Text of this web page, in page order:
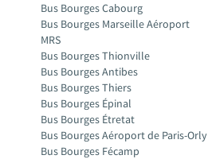
Bus Bourges Cabourg
Bus Bourges Marseille Aéroport
MRS
Bus Bourges Thionville
Bus Bourges Antibes
Bus Bourges Thiers
Bus Bourges Épinal
Bus Bourges Étretat
Bus Bourges Aéroport de Paris-Orly
Bus Bourges Fécamp